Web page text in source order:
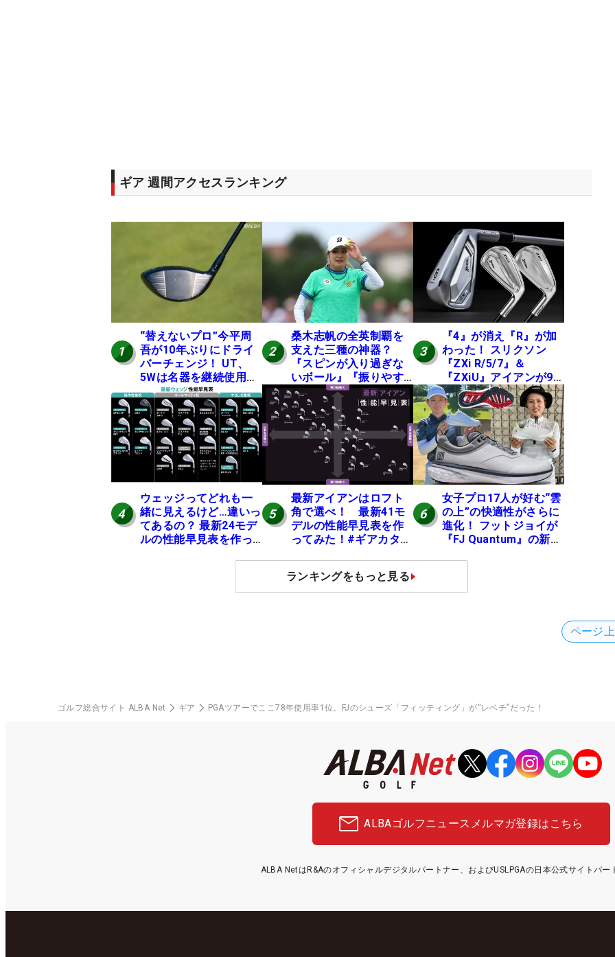
ギア 週間アクセスランキング
1
“替えないプロ”今平周
吾が10年ぶりにドライ
バーチェンジ！ UT、
5Wは名器を継続使用
中 #男子プロセッティ
ング
2
桑木志帆の全英制覇を
支えた三種の神器？
『スピンが入り過ぎな
いボール』『振りやす
いシャフト』『真っす
ぐ飛ぶドライバー』 #
女子プロセッティング
3
『4』が消え『R』が加
わった！ スリクソン
『ZXi R/5/7』＆
『ZXiU』アイアンが9
月12日デビュー
4
ウェッジってどれも一
緒に見えるけど…違いっ
てあるの？ 最新24モデ
ルの性能早見表を作っ
5
最新アイアンはロフト
角で選べ！ 最新41モ
デルの性能早見表を作
ってみた！#ギアカタロ
6
女子プロ17人が好む“雲
の上”の快適性がさらに
進化！ フットジョイが
『FJ Quantum』の新作
ランキングをもっと見る
ページ
ゴルフ総合サイト ALBA Net ギア PGAツアーでここ78年使用率1位。FJのシューズ「フィッティング」が“レベチ”だった！
ALBAゴルフニュース メルマガ登録はこちら
ALBA NetはR&Aのオフィシャルデジタルパートナー、およびUSLPGAの日本公式サイトパー